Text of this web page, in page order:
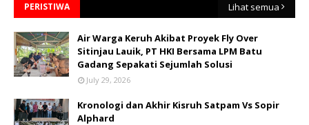
PERISTIWA Lihat semua
Air Warga Keruh Akibat Proyek Fly Over
Sitinjau Lauik, PT HKI Bersama LPM Batu
Gadang Sepakati Sejumlah Solusi
July 29, 2026
Kronologi dan Akhir Kisruh Satpam Vs Sopir
Alphard